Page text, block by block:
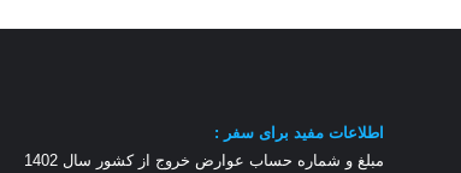
اطلاعات مفید برای سفر :
مبلغ و شماره حساب عوارض خروج از کشور سال 1402